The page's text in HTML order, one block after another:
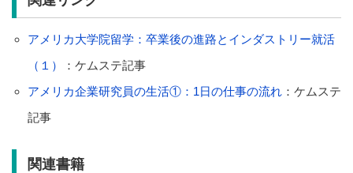
アメリカ大学院留学：卒業後の進路とインダストリー就活
（１）
：ケムステ記事
アメリカ企業研究員の生活①：1日の仕事の流れ：ケムステ
記事
関連書籍